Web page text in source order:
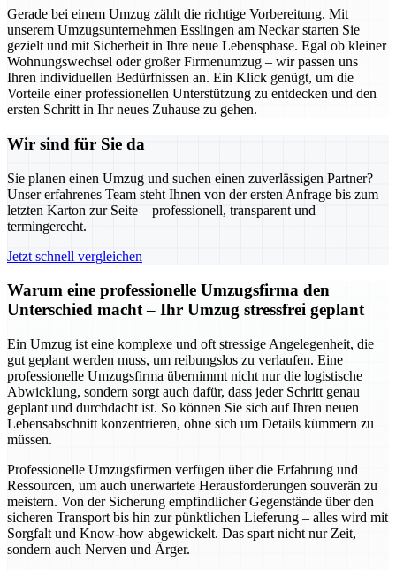
Gerade bei einem Umzug zählt die richtige Vorbereitung. Mit
unserem Umzugsunternehmen Esslingen am Neckar starten Sie
gezielt und mit Sicherheit in Ihre neue Lebensphase. Egal ob kleiner
Wohnungswechsel oder großer Firmenumzug – wir passen uns
Ihren individuellen Bedürfnissen an. Ein Klick genügt, um die
Vorteile einer professionellen Unterstützung zu entdecken und den
ersten Schritt in Ihr neues Zuhause zu gehen.
Wir sind für Sie da
Sie planen einen Umzug und suchen einen zuverlässigen Partner?
Unser erfahrenes Team steht Ihnen von der ersten Anfrage bis zum
letzten Karton zur Seite – professionell, transparent und
termingerecht.
Jetzt schnell vergleichen
Warum eine professionelle Umzugsfirma den
Unterschied macht – Ihr Umzug stressfrei geplant
Ein Umzug ist eine komplexe und oft stressige Angelegenheit, die
gut geplant werden muss, um reibungslos zu verlaufen. Eine
professionelle Umzugsfirma übernimmt nicht nur die logistische
Abwicklung, sondern sorgt auch dafür, dass jeder Schritt genau
geplant und durchdacht ist. So können Sie sich auf Ihren neuen
Lebensabschnitt konzentrieren, ohne sich um Details kümmern zu
müssen.
Professionelle Umzugsfirmen verfügen über die Erfahrung und
Ressourcen, um auch unerwartete Herausforderungen souverän zu
meistern. Von der Sicherung empfindlicher Gegenstände über den
sicheren Transport bis hin zur pünktlichen Lieferung – alles wird mit
Sorgfalt und Know-how abgewickelt. Das spart nicht nur Zeit,
sondern auch Nerven und Ärger.